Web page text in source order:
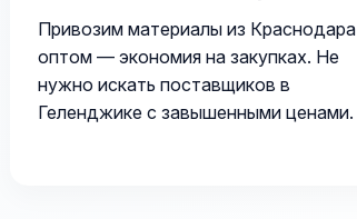
Привозим материалы из Краснодара
оптом — экономия на закупках. Не
нужно искать поставщиков в
Геленджике с завышенными ценами.